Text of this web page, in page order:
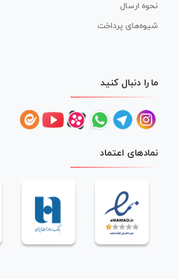
نحوه ارسال
شیوه‌های پرداخت
ما را دنبال کنید
نمادهای اعتماد